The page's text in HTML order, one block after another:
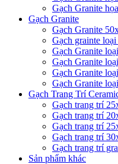
Gạch Granite
Gạch Granite
Gạch Granite
Gạch grainte
Gạch Granite
Gạch Granite
Gạch Granite
Gạch Granite
Gạch Trang Trí
Gạch trang trí
Gạch trang trí
Gạch trang trí
Gạch trang trí
Gạch trang trí
Sản phẩm khác